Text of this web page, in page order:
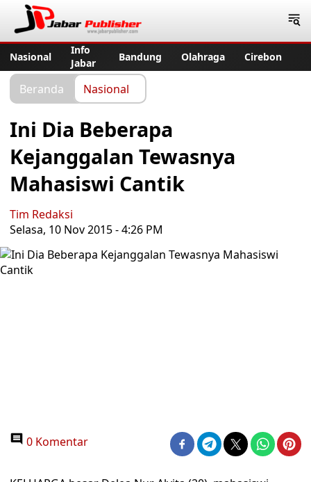
Nasional
Info
Jabar
Bandung Olahraga Cirebon
Beranda Nasional
Ini Dia Beberapa
Kejanggalan Tewasnya
Mahasiswi Cantik
Tim Redaksi
Selasa, 10 Nov 2015 - 4:26 PM
0 Komentar